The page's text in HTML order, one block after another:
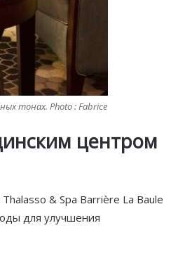
тонах. Photo : Fabrice
центром
& Spa Barrière La Baule
для улучшения